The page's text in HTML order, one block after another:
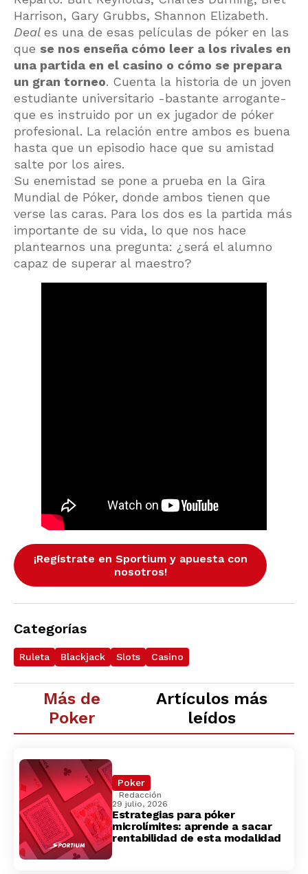
Harrison, Gary Grubbs, Shannon Elizabeth.
Deal es una de esas películas de póker en las
que se nos enseña cómo leer a los rivales en
una partida en el casino o cómo se prepara
un gran torneo. Cuenta la historia de un joven
estudiante universitario -bastante arrogante-
que es instruido por un ex jugador de póker
profesional. La relación entre ambos es buena
hasta que un episodio hace que su amistad
salte por los aires.
Su enemistad se pone a prueba en la Gira
Mundial de Póker, donde ambos tienen que
verse las caras. Para los dos es la partida más
importante de su vida, lo que nos hace
plantearnos una pregunta: ¿será el alumno
capaz de superar al maestro?
¡Regístrate en Sportium y apuesta con
nosotros!
Categorías
Ruleta Blackjack Slots Casino
Más de
Poker
Artículos más
leídos
Poker
Redacción
29 julio, 2026
Estrategias para póker
microlímites: aprende a sacar
rentabilidad de esta modalidad